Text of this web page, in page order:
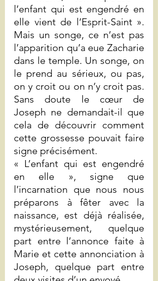
l’enfant qui est engendré en
elle vient de l’Esprit-Saint ».
Mais un songe, ce n’est pas
l’apparition qu’a eue Zacharie
dans le temple. Un songe, on
le prend au sérieux, ou pas,
on y croit ou on n’y croit pas.
Sans doute le cœur de
Joseph ne demandait-il que
cela de découvrir comment
cette grossesse pouvait faire
signe précisément.
« L’enfant qui est engendré
en elle », signe que
l’incarnation que nous nous
préparons à fêter avec la
naissance, est déjà réalisée,
mystérieusement, quelque
part entre l’annonce faite à
Marie et cette annonciation à
Joseph, quelque part entre